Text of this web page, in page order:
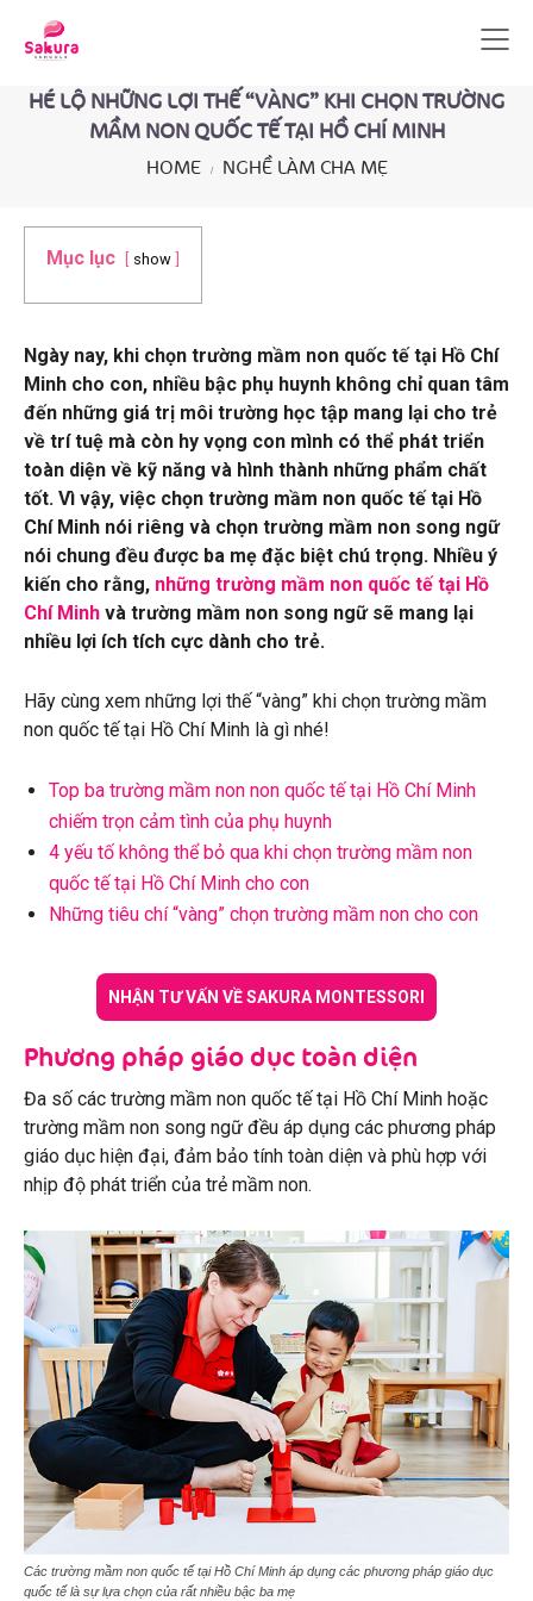
HÉ LỘ NHỮNG LỢI THẾ “VÀNG” KHI CHỌN TRƯỜNG
MẦM NON QUỐC TẾ TẠI HỒ CHÍ MINH
HOME NGHỀ LÀM CHA MẸ
Mục lục show
Ngày nay, khi chọn trường mầm non quốc tế tại Hồ Chí
Minh cho con, nhiều bậc phụ huynh không chỉ quan tâm
đến những giá trị môi trường học tập mang lại cho trẻ
về trí tuệ mà còn hy vọng con mình có thể phát triển
toàn diện về kỹ năng và hình thành những phẩm chất
tốt. Vì vậy, việc chọn trường mầm non quốc tế tại Hồ
Chí Minh nói riêng và chọn trường mầm non song ngữ
nói chung đều được ba mẹ đặc biệt chú trọng. Nhiều ý
kiến cho rằng, những trường mầm non quốc tế tại Hồ
Chí Minh và trường mầm non song ngữ sẽ mang lại
nhiều lợi ích tích cực dành cho trẻ.
Hãy cùng xem những lợi thế “vàng” khi chọn trường mầm
non quốc tế tại Hồ Chí Minh là gì nhé!
Top ba trường mầm non non quốc tế tại Hồ Chí Minh
chiếm trọn cảm tình của phụ huynh
4 yếu tố không thể bỏ qua khi chọn trường mầm non
quốc tế tại Hồ Chí Minh cho con
Những tiêu chí “vàng” chọn trường mầm non cho con
NHẬN TƯ VẤN VỀ SAKURA MONTESSORI
Phương pháp giáo dục toàn diện
Đa số các trường mầm non quốc tế tại Hồ Chí Minh hoặc
trường mầm non song ngữ đều áp dụng các phương pháp
giáo dục hiện đại, đảm bảo tính toàn diện và phù hợp với
nhịp độ phát triển của trẻ mầm non.
Các trường mầm non quốc tế tại Hồ Chí Minh áp dụng các phương pháp giáo dục
quốc tế là sự lựa chọn của rất nhiều bậc ba mẹ